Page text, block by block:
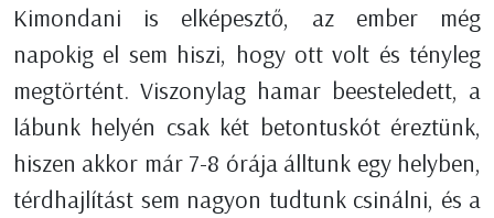
Kimondani is elképesztő, az ember még
napokig el sem hiszi, hogy ott volt és tényleg
megtörtént. Viszonylag hamar beesteledett, a
lábunk helyén csak két betontuskót éreztünk,
hiszen akkor már 7-8 órája álltunk egy helyben,
térdhajlítást sem nagyon tudtunk csinálni, és a